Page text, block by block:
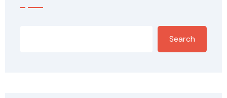
Search